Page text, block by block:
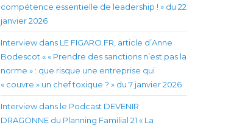
compétence essentielle de leadership ! » du 22
janvier 2026
Interview dans LE FIGARO.FR, article d’Anne
Bodescot « « Prendre des sanctions n’est pas la
norme » : que risque une entreprise qui
« couvre » un chef toxique ? » du 7 janvier 2026
Interview dans le Podcast DEVENIR
DRAGONNE du Planning Familial 21 « La